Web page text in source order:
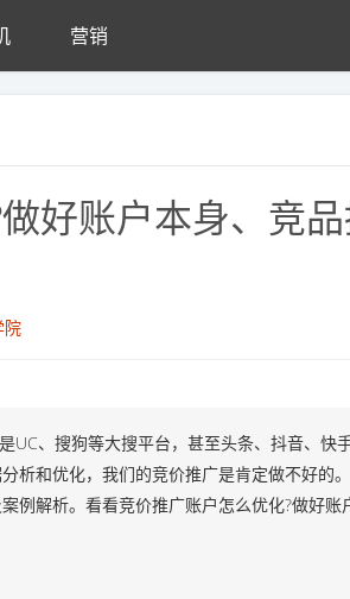
营销
好账户本身、竞
院
UC、搜狗等大搜平台，甚至头条、抖音、快
析和优化，我们的竞价推广是肯定做不好的
例解析。看看竞价推广账户怎么优化?做好账